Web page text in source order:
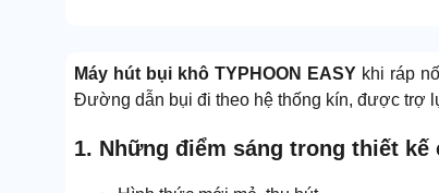
Máy hút bụi khô TYPHOON EASY khi ráp
Đường dẫn bụi đi theo hệ thống kín, được trợ
1. Những điểm sáng trong thiết kế